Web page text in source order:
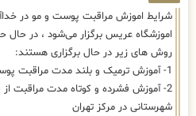
شرایط اموزش مراقبت پوست و مو در
اموزشگاه عریس برگزار می‌شود ، در حال
روش های زیر در حال برگزاری هستند:
1- آموزش ترمیک و بلند مدت مراقبت پوست و مو در خداآفرین
2- آموزش فشرده و کوتاه مدت مراقبت
شهرستانی در مرکز تهران